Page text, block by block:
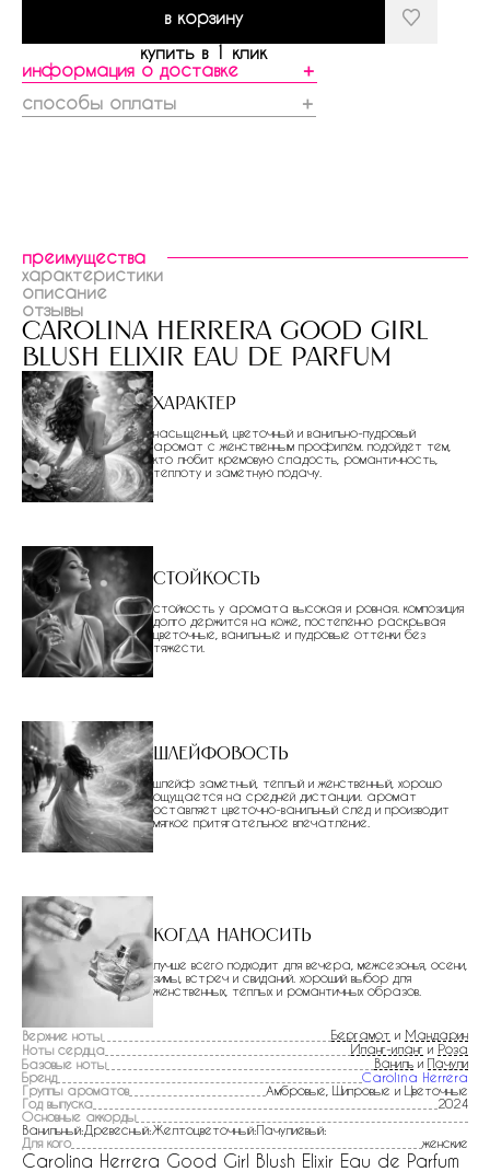
в корзину
купить в 1 клик
информация о доставке
＋
способы оплаты
＋
преимущества
характеристики
описание
отзывы
carolina herrera good girl
blush elixir eau de parfum
Характер
насыщенный, цветочный и ванильно-пудровый
аромат с женственным профилем. подойдет тем,
кто любит кремовую сладость, романтичность,
теплоту и заметную подачу.
Стойкость
стойкость у аромата высокая и ровная. композиция
долго держится на коже, постепенно раскрывая
цветочные, ванильные и пудровые оттенки без
тяжести.
Шлейфовость
шлейф заметный, теплый и женственный, хорошо
ощущается на средней дистанции. аромат
оставляет цветочно-ванильный след и производит
мягкое притягательное впечатление.
Когда наносить
лучше всего подходит для вечера, межсезонья, осени,
зимы, встреч и свиданий. хороший выбор для
женственных, теплых и романтичных образов.
Верхние ноты Бергамот и Мандарин
Ноты сердца
Иланг-иланг и Роза
Базовые ноты
Ваниль и Пачули
Бренд
Carolina Herrera
Группы ароматов
Амбровые, Шипровые и Цветочные
Год выпуска
2024
Основные аккорды
Ванильный:Древесный:Желтоцветочный:Пачулиевый:
Для кого
женские
Carolina Herrera Good Girl Blush Elixir Eau de Parfum